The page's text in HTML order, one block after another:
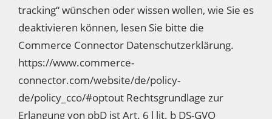
tracking“ wünschen oder wissen wollen, wie Sie es
deaktivieren können, lesen Sie bitte die
Commerce Connector Datenschutzerklärung.
https://www.commerce-
connector.com/website/de/policy-
de/policy_cco/#optout Rechtsgrundlage zur
Erlangung von pbD ist Art. 6 l lit. b DS-GVO